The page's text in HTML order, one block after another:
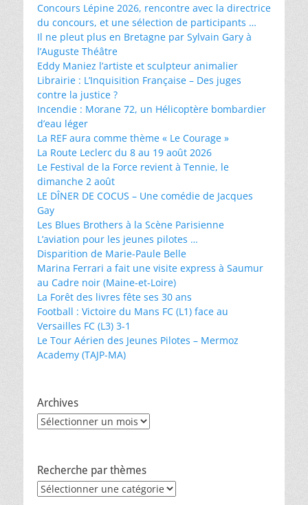
Concours Lépine 2026, rencontre avec la directrice
du concours, et une sélection de participants …
Il ne pleut plus en Bretagne par Sylvain Gary à
l’Auguste Théâtre
Eddy Maniez l’artiste et sculpteur animalier
Librairie : L’Inquisition Française – Des juges
contre la justice ?
Incendie : Morane 72, un Hélicoptère bombardier
d’eau léger
La REF aura comme thème « Le Courage »
La Route Leclerc du 8 au 19 août 2026
Le Festival de la Force revient à Tennie, le
dimanche 2 août
LE DÎNER DE COCUS – Une comédie de Jacques
Gay
Les Blues Brothers à la Scène Parisienne
L’aviation pour les jeunes pilotes …
Disparition de Marie-Paule Belle
Marina Ferrari a fait une visite express à Saumur
au Cadre noir (Maine-et-Loire)
La Forêt des livres fête ses 30 ans
Football : Victoire du Mans FC (L1) face au
Versailles FC (L3) 3-1
Le Tour Aérien des Jeunes Pilotes – Mermoz
Academy (TAJP-MA)
Archives
Archives
Recherche par thèmes
Recherche